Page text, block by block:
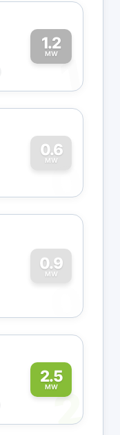
1.2
MW1
0.6
MW
0
0.9
MW
0
2.5
MW2